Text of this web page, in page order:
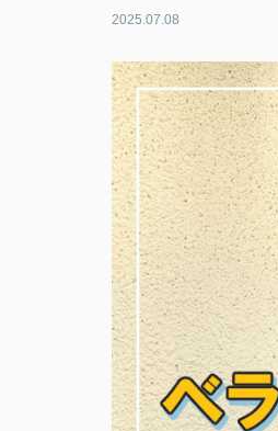
2025.07.08